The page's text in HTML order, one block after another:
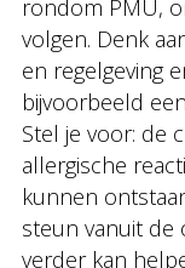
rondom PMU,
volgen. Denk
en regelgeving
bijvoorbeeld
Stel je voor: de
allergische
kunnen
steun vanuit de
verder kan